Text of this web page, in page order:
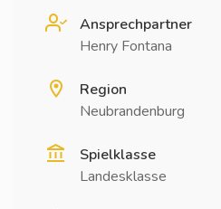
Ansprechpartner
Henry Fontana
Region
Neubrandenburg
Spielklasse
Landesklasse